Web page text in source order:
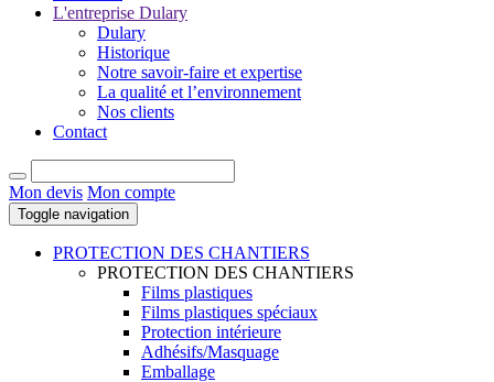
L'entreprise Dulary
Dulary
Historique
Notre savoir-faire et expertise
La qualité et l’environnement
Nos clients
Contact
Mon devis Mon compte
Toggle navigation
PROTECTION DES CHANTIERS
PROTECTION DES CHANTIERS
Films plastiques
Films plastiques spéciaux
Protection intérieure
Adhésifs/Masquage
Emballage